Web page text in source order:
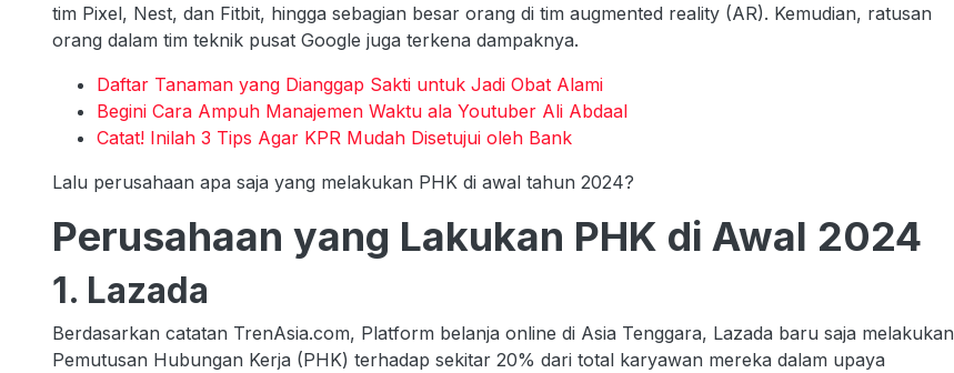
tim Pixel, Nest, dan Fitbit, hingga sebagian besar orang di tim augmented reality (AR). Kemudian, ratusan
orang dalam tim teknik pusat Google juga terkena dampaknya.
Daftar Tanaman yang Dianggap Sakti untuk Jadi Obat Alami
Begini Cara Ampuh Manajemen Waktu ala Youtuber Ali Abdaal
Catat! Inilah 3 Tips Agar KPR Mudah Disetujui oleh Bank
Lalu perusahaan apa saja yang melakukan PHK di awal tahun 2024?
Perusahaan yang Lakukan PHK di Awal 2024
1. Lazada
Berdasarkan catatan TrenAsia.com, Platform belanja online di Asia Tenggara, Lazada baru saja melakukan
Pemutusan Hubungan Kerja (PHK) terhadap sekitar 20% dari total karyawan mereka dalam upaya